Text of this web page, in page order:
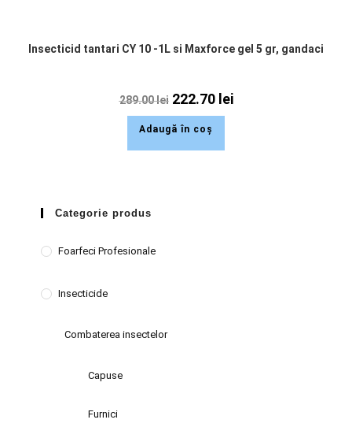
Insecticid tantari CY 10 -1L si Maxforce gel 5 gr, gandaci
289.00lei 222.70 lei
Adaugă în coș
Categorie produs
Foarfeci Profesionale
Insecticide
Combaterea insectelor
Capuse
Furnici